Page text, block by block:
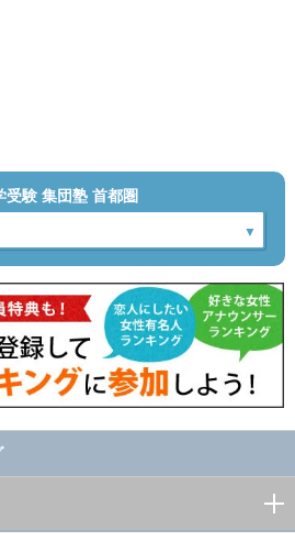
験 集団塾 首都圏